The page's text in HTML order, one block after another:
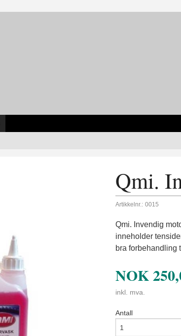
Qmi.
Artikkelnr.: 0015
Qmi. Invendig
inneholder
bra forbehandling
NOK
inkl. mva.
Antall